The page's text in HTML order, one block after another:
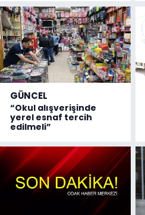
GÜNCEL
“Okul alışverişinde
yerel esnaf tercih
edilmeli”